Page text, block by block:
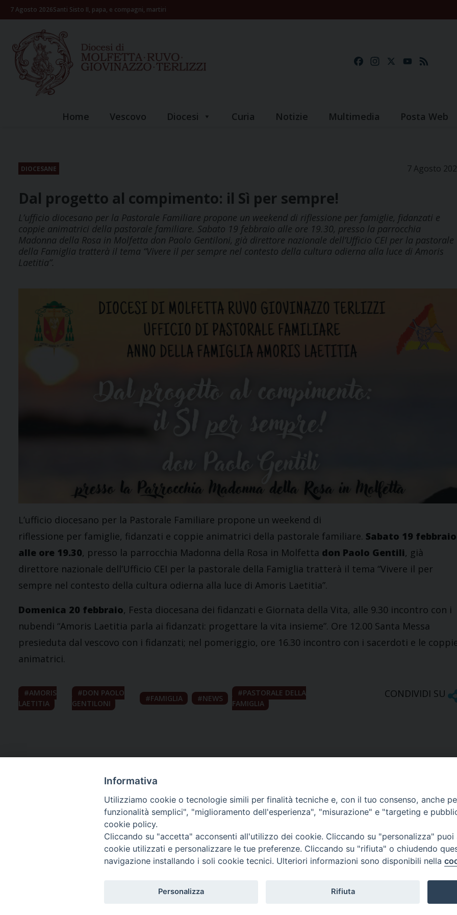
Skip7 Agosto 2026Santi Sisto II, papa, e compagni, martiri
FacebookInstagramYouTube
Home Vescovo Diocesi Curia Notizie Multimedia Posta Web
DIOCESANE 7 Agosto
Dal progetto al compimento: il Sì per sempre!
L’ufficio diocesano per la Pastorale Familiare propone un weekend di riflessione per famiglie, fidanzati e
coppie animatrici della pastorale familiare. Sabato 19 febbraio alle ore 19.30, presso la parrocchia
Madonna della Rosa in Molfetta don Paolo Gentiloni, già direttore nazionale dell’Ufficio CEI per la pastorale
della Famiglia tratterà il tema “Vivere il per sempre nel contesto della cultura odierna alla luce di Amoris
Laetitia”.
L’ufficio diocesano per la Pastorale Familiare propone un weekend di
riflessione per famiglie, fidanzati e coppie animatrici della pastorale familiare. Sabato 19 febbraio
alle ore 19.30, presso la parrocchia Madonna della Rosa in Molfetta don Paolo Gentili, già
direttore nazionale dell’Ufficio CEI per la pastorale della Famiglia tratterà il tema “Vivere il per
sempre nel contesto della cultura odierna alla luce di Amoris Laetitia”.
Domenica 20 febbraio, Festa diocesana dei fidanzati e Giornata della Vita, alle 9.30 incontro con i
nubendi “Amoris Laetitia parla ai fidanzati: progettare la vita insieme”. Ore 12.00 Santa Messa
presieduta dal vescovo con i fidanzati; nel pomeriggio, ore 16.30 incontro con i sacerdoti e le
animatrici.
AMORIS
LAETITIA
DON PAOLO
GENTILONI
FAMIGLIA NEWS
PASTORALE DELLA
FAMIGLIA
CONDIVIDI SU
Piazza Giovene 4 – 70056 Molfetta (BA)
Ufficio Comunicazioni sociali
Piazza Giovene 4 – 70056 Molfetta (BA)
comunicazionisociali@diocesimolfetta.it
Informativa
Utilizziamo cookie o tecnologie simili per finalità tecniche e, con il tuo consenso, anche
funzionalità semplici", "miglioramento dell'esperienza", "misurazione" e "targeting e
cookie policy.
Cliccando su "accetta" acconsenti all'utilizzo dei cookie. Cliccando su "personalizza"
cookie utilizzati e personalizzare le tue preferenze. Cliccando su "rifiuta" o chiudendo
navigazione installando i soli cookie tecnici. Ulteriori informazioni sono disponibili nella
Personalizza Rifiuta